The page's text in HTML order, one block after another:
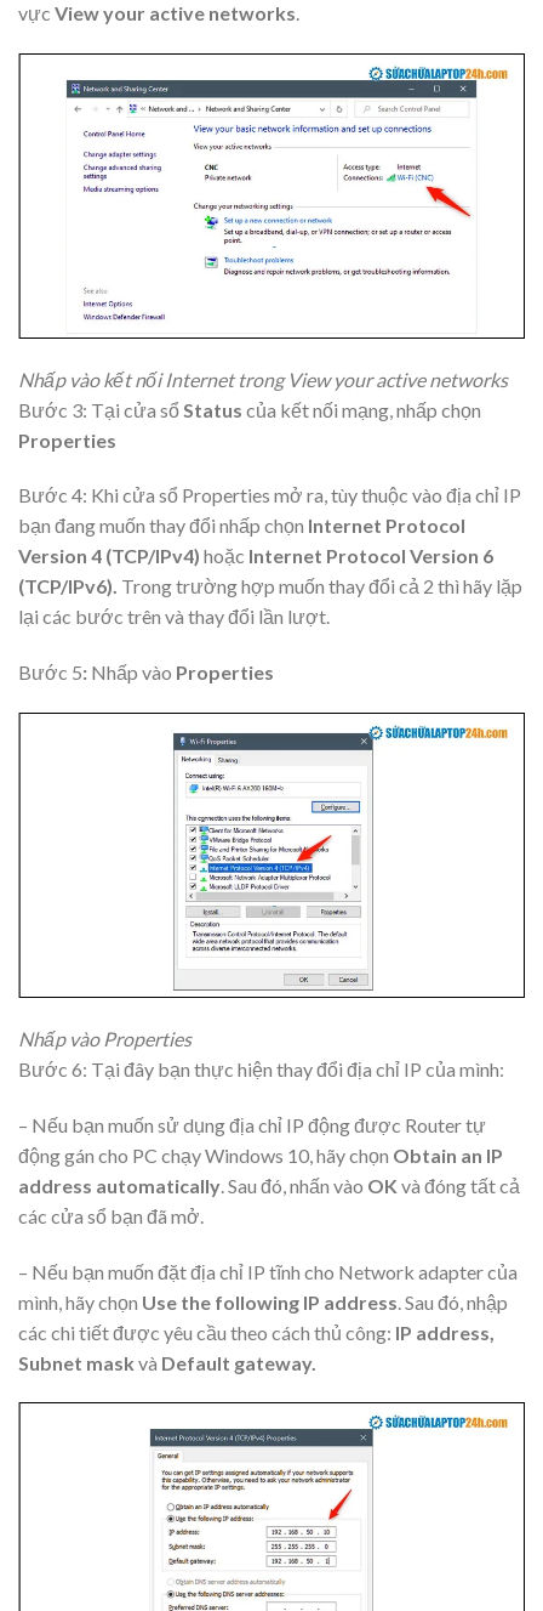
vực Viewyour active networks.
Nhấp vào kết nối Internet trong View your active networks
Bước 3: Tại cửa sổ Status của kết nối mạng, nhấp chọn
Properties
Bước 4: Khi cửa sổ Properties mở ra, tùy thuộc vào địa chỉ IP
bạn đang muốn thay đổi nhấp chọn Internet Protocol
Version 4 (TCP/IPv4) hoặc Internet Protocol Version 6
(TCP/IPv6). Trong trường hợp muốn thay đổi cả 2 thì hãy lặp
lại các bước trên và thay đổi lần lượt.
Bước 5: Nhấp vào Properties
Nhấp vào Properties
Bước 6: Tại đây bạn thực hiện thay đổi địa chỉ IP của mình:
– Nếu bạn muốn sử dụng địa chỉ IP động được Router tự
động gán cho PC chạy Windows 10, hãy chọn Obtain an IP
address automatically . Sau đó, nhấn vào OK và đóng tất cả
các cửa sổ bạn đã mở.
– Nếu bạn muốn đặt địa chỉ IP tĩnh cho Network adapter của
mình, hãy chọn Use the following IP address . Sau đó, nhập
các chi tiết được yêu cầu theo cách thủ công: IP address,
Subnet mask và Default gateway.